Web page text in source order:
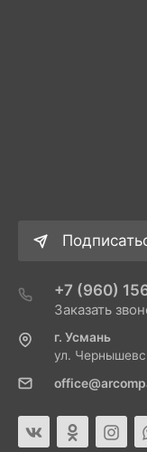
+7 (960)
Заказать
г. Усмань
ул.